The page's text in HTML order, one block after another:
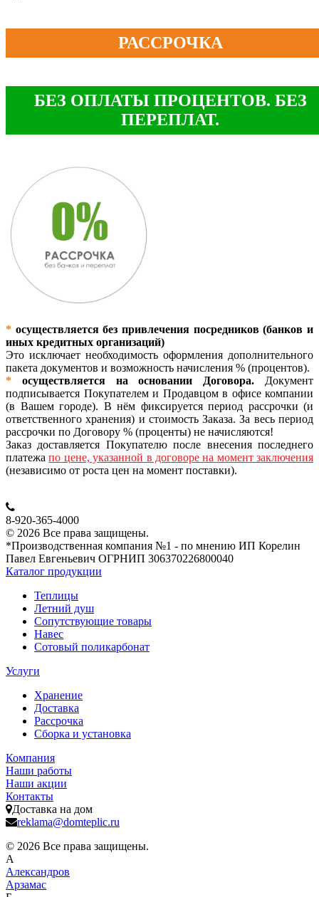
РАССРОЧКА
БЕЗ ОПЛАТЫ ПРОЦЕНТОВ. БЕЗ
ПЕРЕПЛАТ.
* осуществляется без привлечения посредников (банков и
иных кредитных организаций)
Это исключает необходимость оформления дополнительного
пакета документов и возможность начисления % (процентов).
* осуществляется на основании Договора. Документ
подписывается Покупателем и Продавцом в офисе компании
(в Вашем городе). В нём фиксируется период рассрочки (и
ответственного хранения) и стоимость Заказа. За весь период
рассрочки по Договору % (проценты) не начисляются!
Заказ доставляется Покупателю после внесения последнего
платежапо цене, указанной в договоре на момент заключения
(независимо от роста цен на момент поставки).
8-920-365-4000
© 2026 Все права защищены.
*Производственная компания №1 - по мнению ИП Корелин
Павел Евгеньевич ОГРНИП 306370226800040
Каталог продукции
Теплицы
Летний душ
Сопутствующие товары
Навес
Сотовый поликарбонат
Услуги
Хранение
Доставка
Рассрочка
Сборка и установка
Компания
Наши работы
Наши акции
Контакты
Доставка на дом
reklama@domteplic.ru
© 2026 Все права защищены.
А
Александров
Арзамас